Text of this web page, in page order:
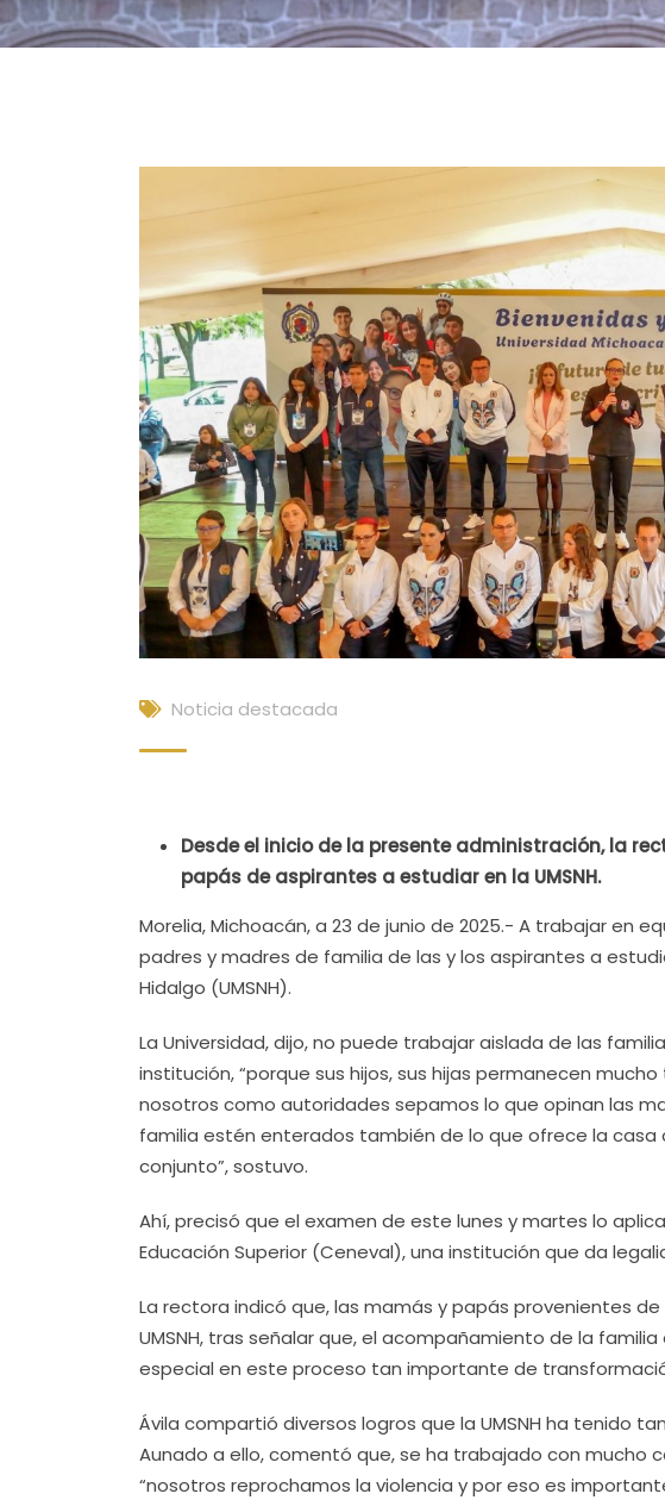
Noticia destacada
Desde el inicio de la presente administración, la
papás de aspirantes a estudiar en la UMSNH.
Morelia, Michoacán, a 23 de junio de 2025.- A trabajar en
padres y madres de familia de las y los aspirantes a
Hidalgo (UMSNH).
La Universidad, dijo, no puede trabajar aislada de las
institución, “porque sus hijos, sus hijas permanecen
nosotros como autoridades sepamos lo que opinan las
familia estén enterados también de lo que ofrece la
conjunto”, sostuvo.
Ahí, precisó que el examen de este lunes y martes lo
Educación Superior (Ceneval), una institución que da
La rectora indicó que, las mamás y papás provenientes
UMSNH, tras señalar que, el acompañamiento de la
especial en este proceso tan importante de
Ávila compartió diversos logros que la UMSNH ha tenido
Aunado a ello, comentó que, se ha trabajado con mucho
“nosotros reprochamos la violencia y por eso es